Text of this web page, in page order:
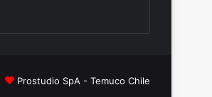
Prostudio SpA - Temuco Chile